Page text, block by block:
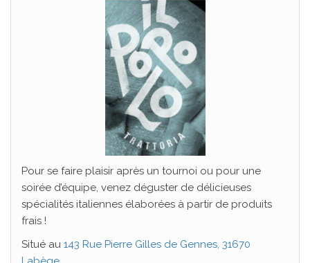
Pour se faire plaisir après un tournoi ou pour une
soirée d’équipe, venez déguster de délicieuses
spécialités italiennes élaborées à partir de produits
frais !
Situé au 143 Rue Pierre Gilles de Gennes, 31670